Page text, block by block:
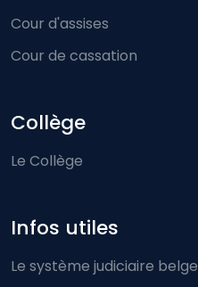
Cour d'assises
Cour de cassation
Collège
Le Collège
Infos utiles
Le système judiciaire belge